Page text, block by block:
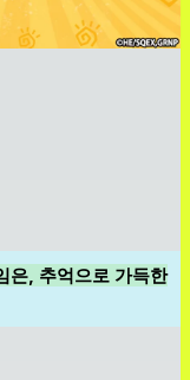
은, 추억으로 가득한